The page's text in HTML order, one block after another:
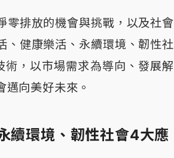
零排放的機會與挑戰，以及社會
、健康樂活、永續環境、韌性社
，以市場需求為導向、發展解
向美好未來。
續環境、韌性社會4大應